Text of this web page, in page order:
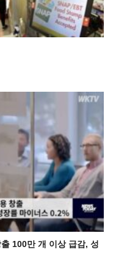
100만 개 이상 급감, 성